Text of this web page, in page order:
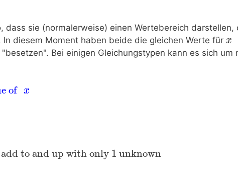
dass sie (normalerweise) einen Wertebereich
In diesem Moment haben beide die gleichen Werte für x
Bei einigen Gleichungstypen kann es sich
of x
add to and up with only 1 unknown